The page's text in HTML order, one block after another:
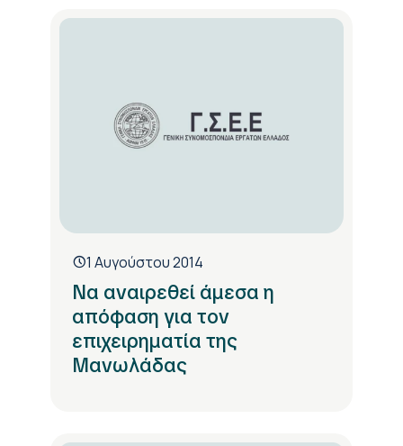
1 Αυγούστου 2014
Να αναιρεθεί άμεσα η
απόφαση για τον
επιχειρηματία της
Μανωλάδας